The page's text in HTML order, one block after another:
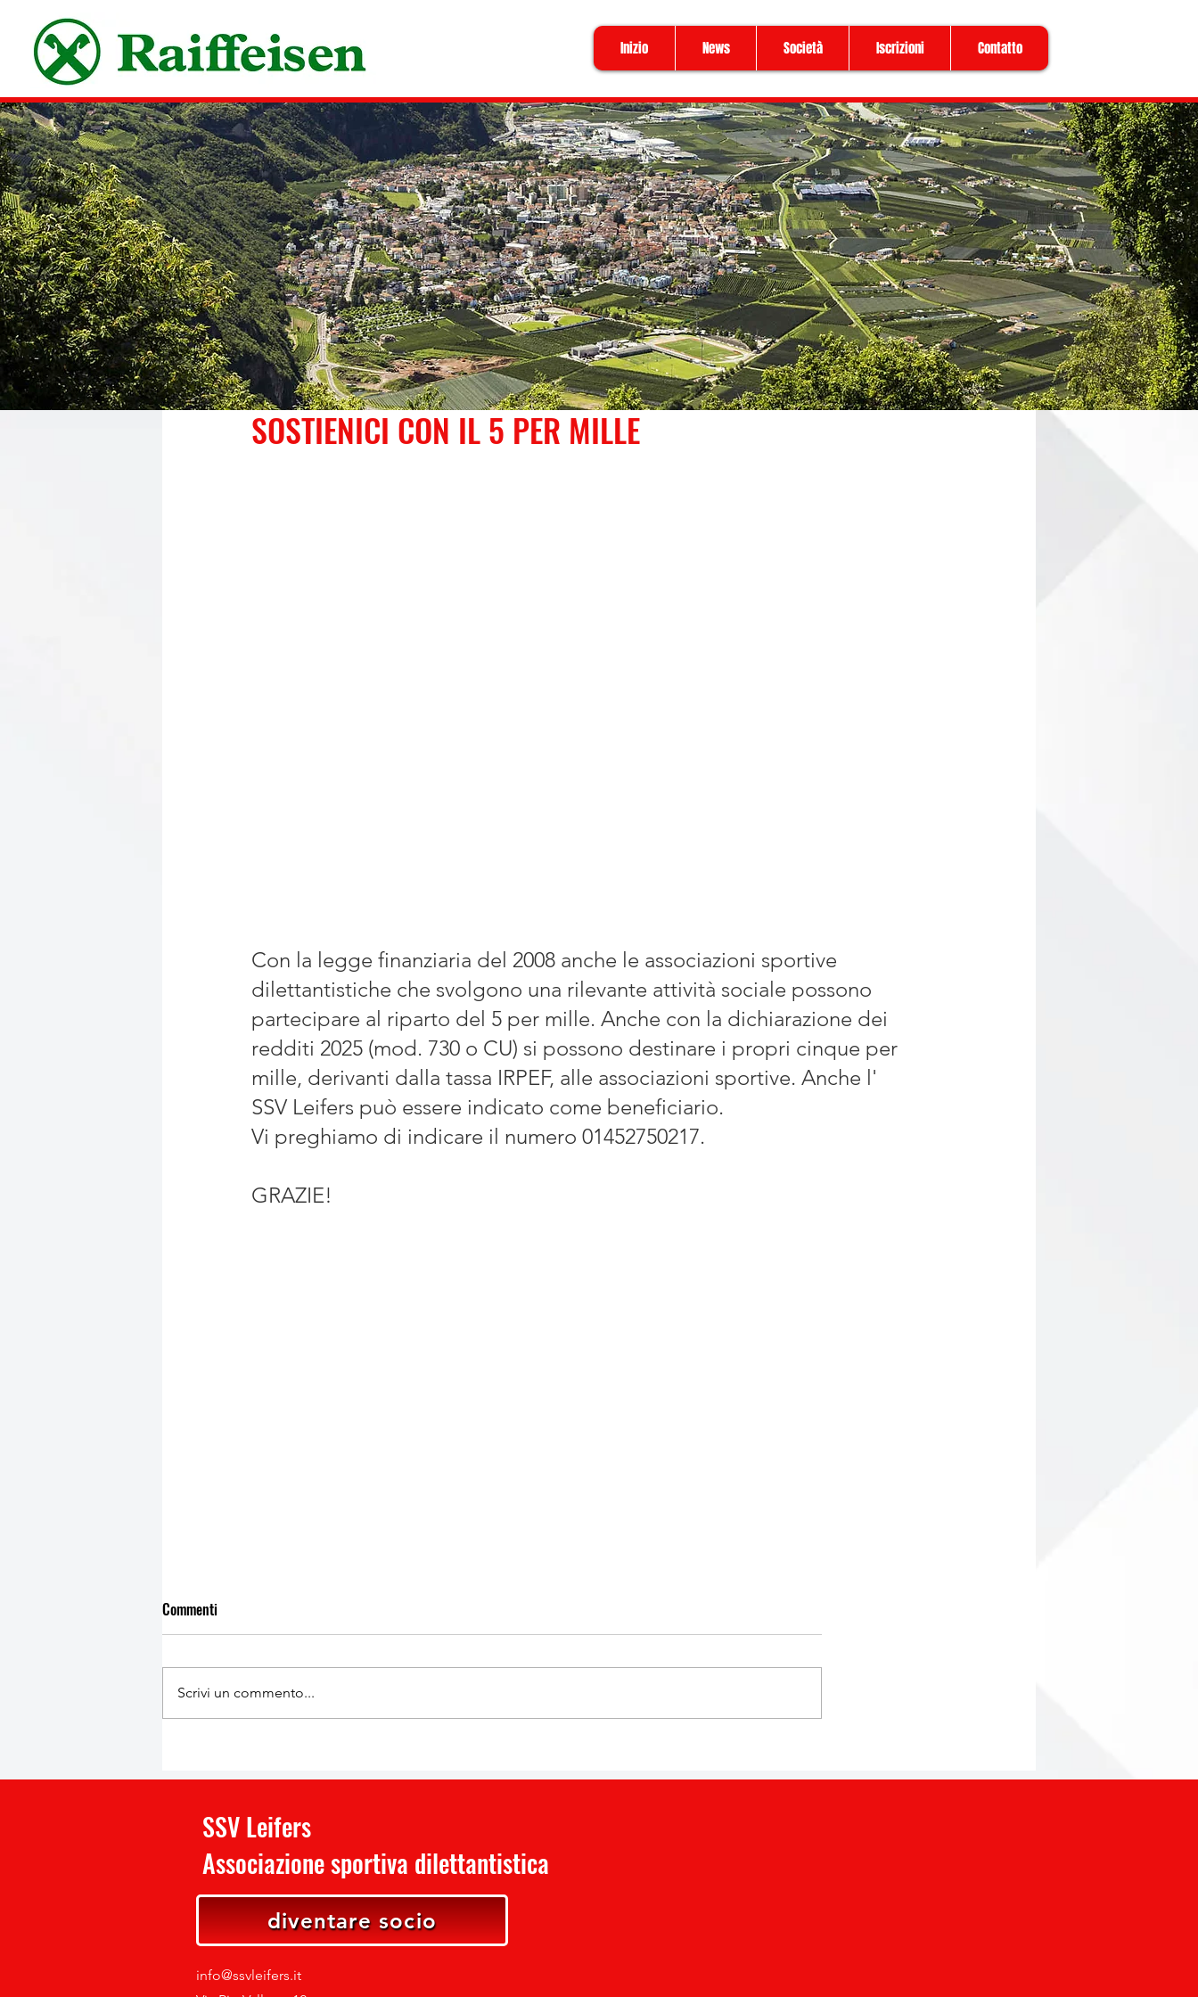
Inizio News Società Iscrizioni Contatto
SOSTIENICI CON IL 5 PER MILLE
SSV LEIFERS ASV 2 mag
Con la legge finanziaria del 2008 anche le associazioni sportive
dilettantistiche che svolgono una rilevante attività sociale possono
partecipare al riparto del 5 per mille. Anche con la dichiarazione dei
redditi 2025 (mod. 730 o CU) si possono destinare i propri cinque per
mille, derivanti dalla tassa IRPEF, alle associazioni sportive. Anche l'
SSV Leifers può essere indicato come beneficiario.
Vi preghiamo di indicare il numero 01452750217.
GRAZIE!
Commenti
Scrivi un commento...
SSV Leifers
Associazione sportiva dilettantistica
diventare socio
info@ssvleifers.it